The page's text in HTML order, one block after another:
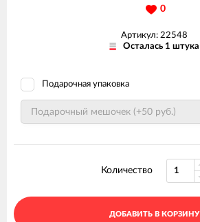
0
Артикул: 22548
Осталась 1 штука
Подарочная упаковка
Количество
ДОБАВИТЬ В КОРЗИНУ